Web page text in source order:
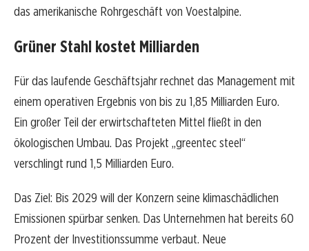
das amerikanische Rohrgeschäft von Voestalpine.
Grüner Stahl kostet Milliarden
Für das laufende Geschäftsjahr rechnet das Management mit
einem operativen Ergebnis von bis zu 1,85 Milliarden Euro.
Ein großer Teil der erwirtschafteten Mittel fließt in den
ökologischen Umbau. Das Projekt „greentec steel“
verschlingt rund 1,5 Milliarden Euro.
Das Ziel: Bis 2029 will der Konzern seine klimaschädlichen
Emissionen spürbar senken. Das Unternehmen hat bereits 60
Prozent der Investitionssumme verbaut. Neue